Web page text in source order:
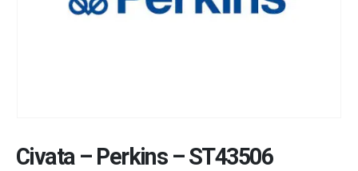
Civata– Perkins–ST43506